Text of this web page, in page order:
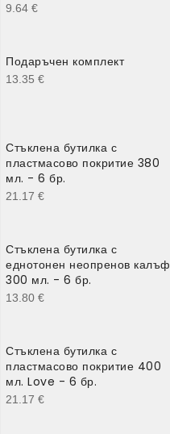
9.64 €
Подаръчен комплект
13.35 €
Стъклена бутилка с
пластмасово покритие 380
мл. - 6 бр.
21.17 €
Стъклена бутилка с
еднотонен неопренов калъф
300 мл. - 6 бр.
13.80 €
Стъклена бутилка с
пластмасово покритие 400
мл. Love - 6 бр.
21.17 €